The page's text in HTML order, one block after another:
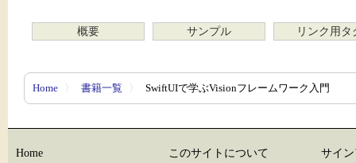
概要 サンプル リンク用タ
Home 〉 書籍一覧 〉 SwiftUIで学ぶVisionフレームワーク入門
Home
このサイトについて
サイ